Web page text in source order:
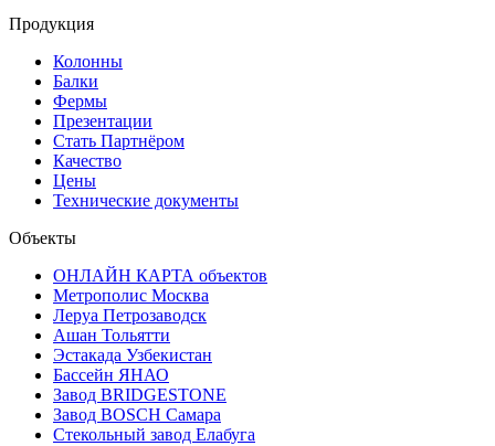
Продукция
Колонны
Балки
Фермы
Презентации
Стать Партнёром
Качество
Цены
Технические документы
Объекты
ОНЛАЙН КАРТА объектов
Метрополис Москва
Леруа Петрозаводск
Ашан Тольятти
Эстакада Узбекистан
Бассейн ЯНАО
Завод BRIDGESTONE
Завод BOSCH Самара
Стекольный завод Елабуга